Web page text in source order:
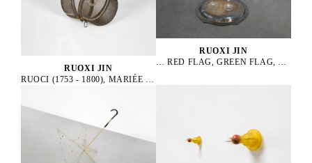
RUOXI JIN
RUOCI (1753 - 1800), MARIÉE D’UN MARIAGE BLANC, 2025
RUOXI JIN